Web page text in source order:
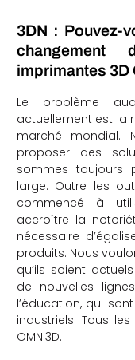
3DN : Pouvez-
imprimantes 3D
Le problème
actuellement est la
marché mondial.
proposer des
sommes toujours
large. Outre les
commencé à
accroître la
nécessaire
produits. Nous
qu’ils soient
de nouvelles
l’éducation, qui
industriels. Tous
OMNI3D.